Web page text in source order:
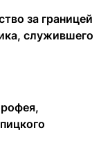
за границей
служившего